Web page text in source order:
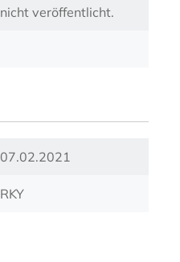
nicht veröffentlicht.
07.02.2021
RKY